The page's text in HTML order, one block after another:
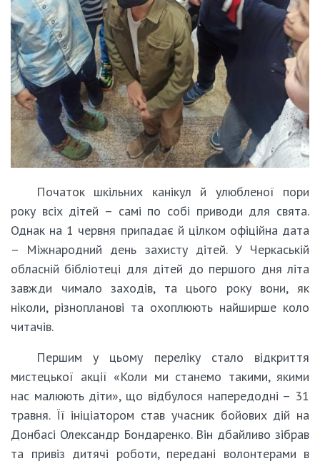
Початок шкільних канікул й улюбленої пори
року всіх дітей – самі по собі приводи для свята.
Однак на 1 червня припадає й цілком офіційна дата
– Міжнародний день захисту дітей. У Черкаській
обласній бібліотеці для дітей до першого дня літа
завжди чимало заходів, та цього року вони, як
ніколи, різнопланові та охоплюють найширше коло
читачів.
Першим у цьому переліку стало відкриття
мистецької акції «Коли ми станемо такими, якими
нас малюють діти», що відбулося напередодні – 31
травня. Її ініціатором став учасник бойових дій на
Донбасі Олександр Бондаренко. Він дбайливо зібрав
та привіз дитячі роботи, передані волонтерами в